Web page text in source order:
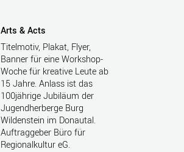
Arts & Acts
Titelmotiv, Plakat, Flyer,
Banner für eine Workshop-
Woche für kreative Leute ab
15 Jahre. Anlass ist das
100jährige Jubiläum der
Jugendherberge Burg
Wildenstein im Donautal.
Auftraggeber Büro für
Regionalkultur eG.